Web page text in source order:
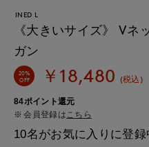
INED L
《大きいサイズ》 Vネ
ガン
20%
OFF
￥18,480 (税込)
84ポイント還元
会員登録は こちら
10名がお気に入りに登録